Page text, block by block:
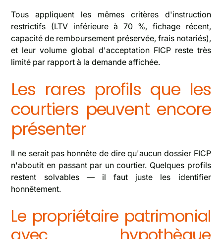
Tous appliquent les mêmes critères d'instruction
restrictifs (LTV inférieure à 70 %, fichage récent,
capacité de remboursement préservée, frais notariés),
et leur volume global d'acceptation FICP reste très
limité par rapport à la demande affichée.
Les rares profils que les
courtiers peuvent encore
présenter
Il ne serait pas honnête de dire qu'aucun dossier FICP
n'aboutit en passant par un courtier. Quelques profils
restent solvables — il faut juste les identifier
honnêtement.
Le propriétaire patrimonial